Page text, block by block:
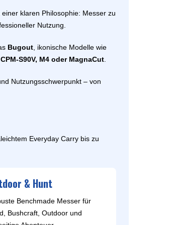
AUTOMATIKMESS
klaren Philosophie: Messer zu
Nutzung.
Bugout , ikonische Modelle wie
S90V, M4 oder MagnaCut
Nutzungsschwerpunkt – von
Everyday Carry bis zu
& Hunt
Benchmade Messer für
Bushcraft, Outdoor und